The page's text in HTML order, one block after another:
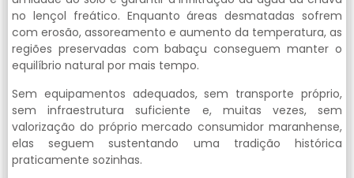
no lençol freático. Enquanto áreas desmatadas sofrem
com erosão, assoreamento e aumento da temperatura, as
regiões preservadas com babaçu conseguem manter o
equilíbrio natural por mais tempo.
Sem equipamentos adequados, sem transporte próprio,
sem infraestrutura suficiente e, muitas vezes, sem
valorização do próprio mercado consumidor maranhense,
elas seguem sustentando uma tradição histórica
praticamente sozinhas.